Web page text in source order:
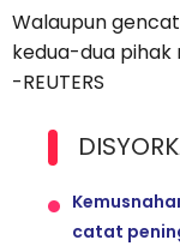
Walaupun
kedua-dua pihak
-REUTERS
catat